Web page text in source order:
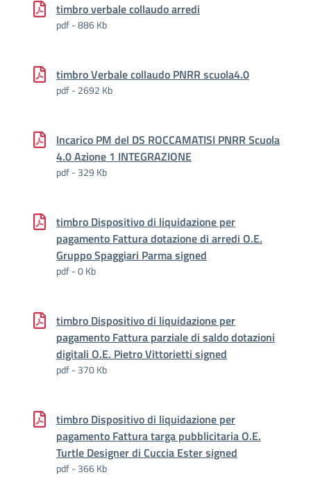
timbro verbale collaudo arredi
pdf - 886 Kb
timbro Verbale collaudo PNRR scuola4.0
pdf - 2692 Kb
Incarico PM del DS ROCCAMATISI PNRR Scuola
4.0 Azione 1 INTEGRAZIONE
pdf - 329 Kb
timbro Dispositivo di liquidazione per
pagamento Fattura dotazione di arredi O.E.
Gruppo Spaggiari Parma signed
pdf - 0 Kb
timbro Dispositivo di liquidazione per
pagamento Fattura parziale di saldo dotazioni
digitali O.E. Pietro Vittorietti signed
pdf - 370 Kb
timbro Dispositivo di liquidazione per
pagamento Fattura targa pubblicitaria O.E.
Turtle Designer di Cuccia Ester signed
pdf - 366 Kb